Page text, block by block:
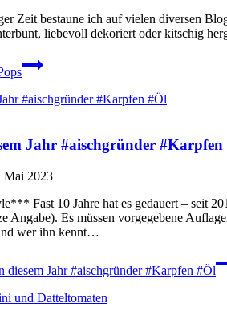
Zeit bestaune ich auf vielen diversen
liebevoll dekoriert oder kitschig
Jahr #aischgründer #Karpfen
Mai 2023
Fast 10 Jahre hat es gedauert – seit
Angabe). Es müssen vorgegebene
wer ihn kennt…
diesem Jahr #aischgründer #Karpfen #Öl